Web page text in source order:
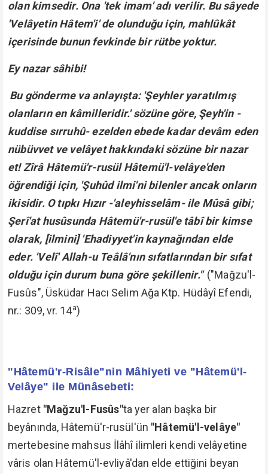
olan kimsedir. Ona 'tek imam' adı verilir. Bu sâyede
'Velâyetin Hâtem'i' de olunduğu için, mahlûkât
içerisinde bunun fevkinde bir rütbe yoktur.
Ey nazar sâhibi!
Bu gönderme va anlayışta: 'Şeyhler yaratılmış
olanların en kâmilleridir.' sözüne göre, Şeyh'in -
kuddise sırruhû- ezelden ebede kadar devâm eden
nübüvvet ve velâyet hakkındaki sözüne bir nazar
et! Zîrâ Hâtemü'r-rusül Hâtemü'l-velâye'den
öğrendiği için, 'Şuhûd ilmi'ni bilenler ancak onların
ikisidir. O tıpkı Hızır -'aleyhisselâm- ile Mûsâ gibi;
Şerî'at husûsunda Hâtemü'r-rusül'e tâbî bir kimse
olarak, [ilmini] 'Ehadiyyet'in kaynağından elde
eder. 'Velî' Allah-u Teâlâ'nın sıfatlarından bir sıfat
olduğu için durum buna göre şekillenir." ("Mağzu'l-
Fusûs", Üsküdar Hacı Selim Ağa Ktp. Hüdâyî Efendi,
nr.: 309, vr. 14a)
"Hâtemü'r-Risâle"nin Mâhiyeti ve "Hâtemü'l-
Velâye" ile Münâsebeti:
Hazret "Mağzu'l-Fusûs"ta yer alan başka bir
beyânında, Hâtemü'r-rusül'ün "Hâtemü'l-velâye"
mertebesine mahsus İlâhî ilimleri kendi velâyetine
vâris olan Hâtemü'l-evliyâ'dan elde ettiğini beyan